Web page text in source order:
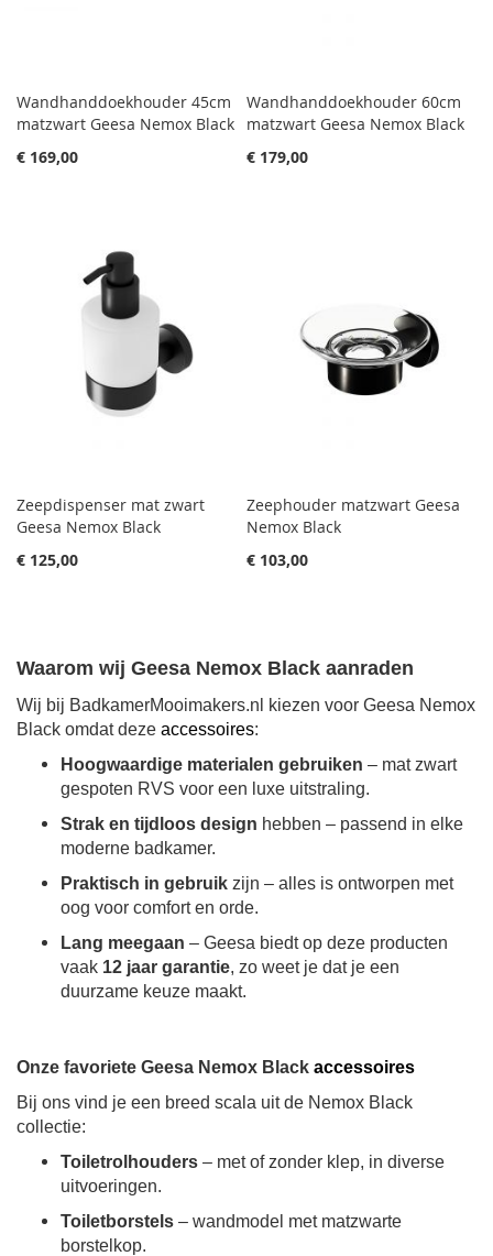
Wandhanddoekhouder 45cm
matzwart Geesa Nemox Black
€ 169,00
Wandhanddoekhouder 60cm
matzwart Geesa Nemox Black
€ 179,00
Zeepdispenser mat zwart
Geesa Nemox Black
€ 125,00
Zeephouder matzwart Geesa
Nemox Black
€ 103,00
Waarom wij Geesa Nemox Black aanraden
Wij bij BadkamerMooimakers.nl kiezen voor Geesa Nemox
Black omdat deze accessoires:
Hoogwaardige materialen gebruiken – mat zwart
gespoten RVS voor een luxe uitstraling.
Strak en tijdloos design hebben – passend in elke
moderne badkamer.
Praktisch in gebruik zijn – alles is ontworpen met
oog voor comfort en orde.
Lang meegaan – Geesa biedt op deze producten
vaak 12 jaar garantie, zo weet je dat je een
duurzame keuze maakt.
Onze favoriete Geesa Nemox Black accessoires
Bij ons vind je een breed scala uit de Nemox Black
collectie:
Toiletrolhouders – met of zonder klep, in diverse
uitvoeringen.
Toiletborstels – wandmodel met matzwarte
borstelkop.